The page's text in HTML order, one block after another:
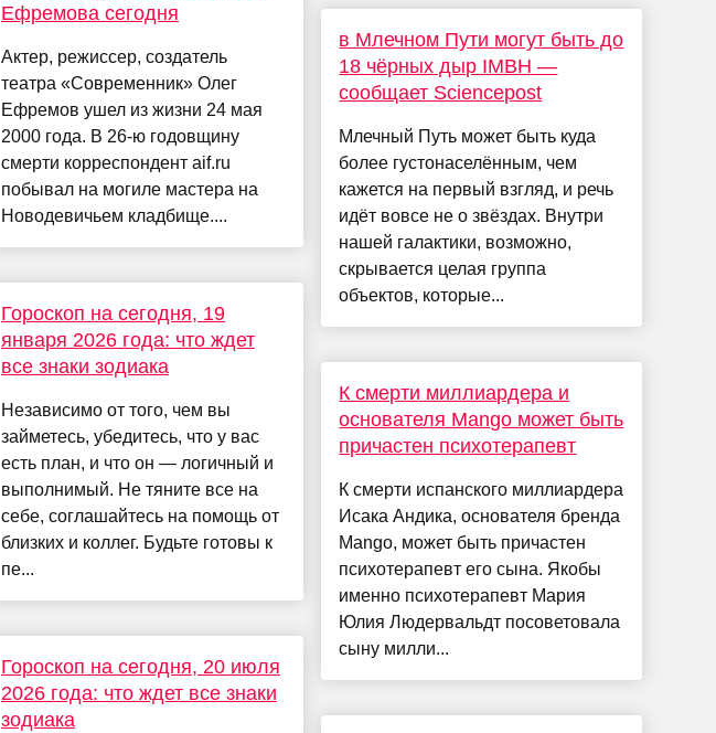
Ефремова сегодня
Актер, режиссер, создатель
театра «Современник» Олег
Ефремов ушел из жизни 24 мая
2000 года. В 26-ю годовщину
смерти корреспондент aif.ru
побывал на могиле мастера на
Новодевичьем кладбище....
Гороскоп на сегодня, 19
января 2026 года: что ждет
все знаки зодиака
Независимо от того, чем вы
займетесь, убедитесь, что у вас
есть план, и что он — логичный и
выполнимый. Не тяните все на
себе, соглашайтесь на помощь от
близких и коллег. Будьте готовы к
пе...
Гороскоп на сегодня, 20 июля
2026 года: что ждет все знаки
зодиака
в Млечном Пути могут быть до
18 чёрных дыр IMBH —
сообщает Sciencepost
Млечный Путь может быть куда
более густонаселённым, чем
кажется на первый взгляд, и речь
идёт вовсе не о звёздах. Внутри
нашей галактики, возможно,
скрывается целая группа
объектов, которые...
К смерти миллиардера и
основателя Mango может быть
причастен психотерапевт
К смерти испанского миллиардера
Исака Андика, основателя бренда
Mango, может быть причастен
психотерапевт его сына. Якобы
именно психотерапевт Мария
Юлия Людервальдт посоветовала
сыну милли...